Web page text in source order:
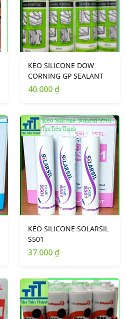
KEO SILICONE DOW
CORNING GP SEALANT
40.000 ₫
KEO SILICONE SOLARSIL
S501
37.000 ₫